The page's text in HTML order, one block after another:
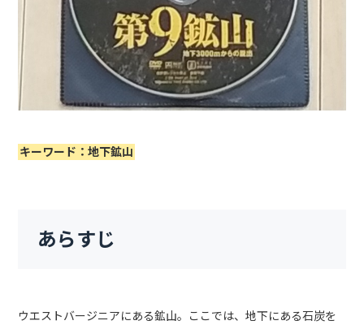
キーワード：地下鉱山
あらすじ
ウエストバージニアにある鉱山。ここでは、地下にある石炭を